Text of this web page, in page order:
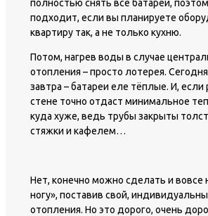
полностью снять все батареи,
подходит, если вы планируете
квартиру так, а не только кухню.
Потом, нагрев воды в случае
отопления – просто лотерея.
завтра – батареи еле тёплые. И, если
стене точно отдаст минимальное
куда хуже, ведь трубы закрыты
стяжки и кафелем…
Нет, конечно можно сделать и вовсе
ногу», поставив свой,
отопления. Но это дорого, очень